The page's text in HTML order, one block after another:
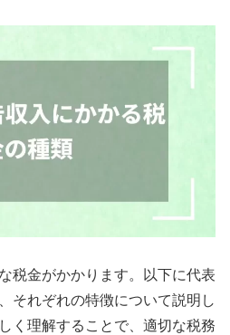
税金がかかります。以下に代表
それぞれの特徴について説明し
く理解することで、適切な税務